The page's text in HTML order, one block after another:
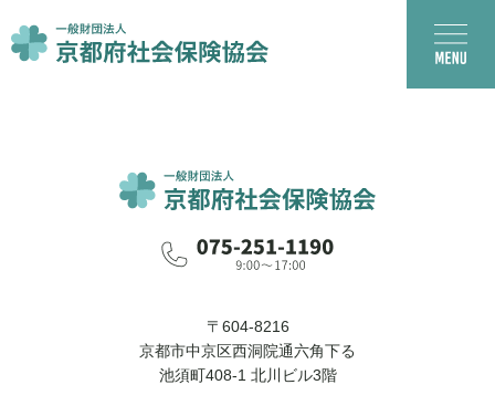
〒604-8216
京都市中京区西洞院通六角下る
池須町408-1 北川ビル3階